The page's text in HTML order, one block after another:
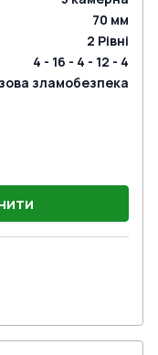
70 мм
2 Рівні
4 - 16 - 4 - 12 - 4
зламобезпека